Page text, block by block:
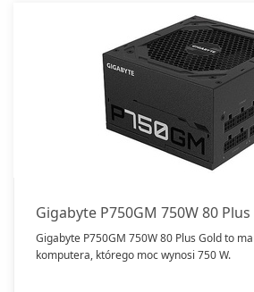
Gigabyte P750GM 750W 80
Gigabyte P750GM 750W 80 Plus Gold to
komputera, którego moc wynosi 750 W.